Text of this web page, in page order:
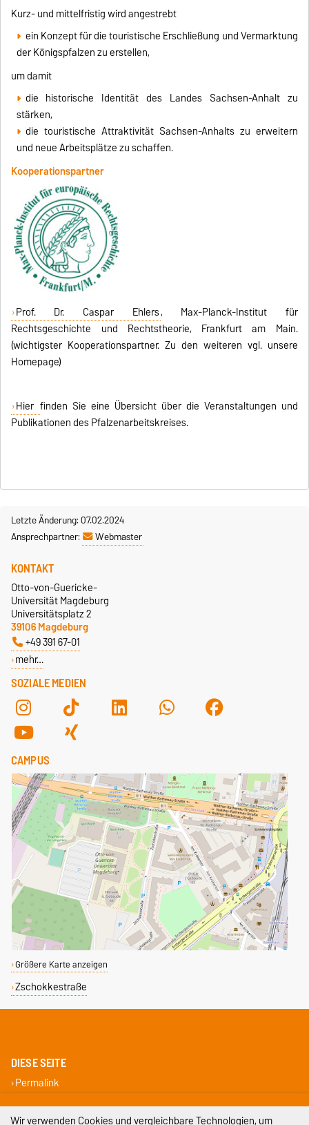
Kurz- und mittelfristig wird angestrebt
ein Konzept für die touristische Erschließung und Vermarktung
der Königspfalzen zu erstellen,
um damit
die historische Identität des Landes Sachsen-Anhalt zu
stärken,
die touristische Attraktivität Sachsen-Anhalts zu erweitern
und neue Arbeitsplätze zu schaffen.
Kooperationspartner
Prof. Dr. Caspar Ehlers, Max-Planck-Institut für
Rechtsgeschichte und Rechtstheorie, Frankfurt am Main.
(wichtigster Kooperationspartner. Zu den weiteren vgl. unsere
Homepage)
Hier finden Sie eine Übersicht über die Veranstaltungen und
Publikationen des Pfalzenarbeitskreises.
Letzte Änderung: 07.02.2024
Ansprechpartner:
Webmaster
SOZIALE MEDIEN
KONTAKT
Otto-von-Guericke-
Universität Magdeburg
Universitätsplatz 2
39106 Magdeburg
+49 391 67-01
mehr…
CAMPUS
Größere Karte anzeigen
Zschokkestraße
DIESE SEITE
Permalink
Impressum
Wir verwenden Cookies und vergleichbare Technologien, um